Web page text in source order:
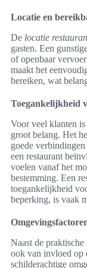
Locatie en
De locatie
gasten. Een
of openbaar
maakt het
bereiken, wat
Toegankelijkheid
Voor veel klanten is
groot belang. Het
goede
een restaurant
voelen vanaf het
bestemming. Een
toegankelijkheid
beperking, is vaak
Naast de
ook van invloed op
schilderachtige